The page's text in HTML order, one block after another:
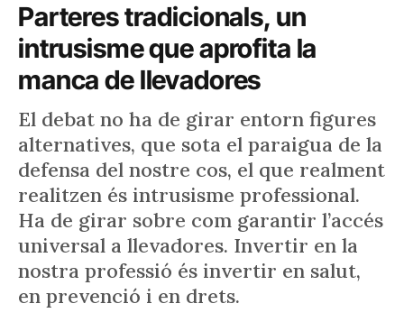
Parteres tradicionals, un
intrusisme que aprofita la
manca de llevadores
El debat no ha de girar entorn figures
alternatives, que sota el paraigua de la
defensa del nostre cos, el que realment
realitzen és intrusisme professional.
Ha de girar sobre com garantir l’accés
universal a llevadores. Invertir en la
nostra professió és invertir en salut,
en prevenció i en drets.